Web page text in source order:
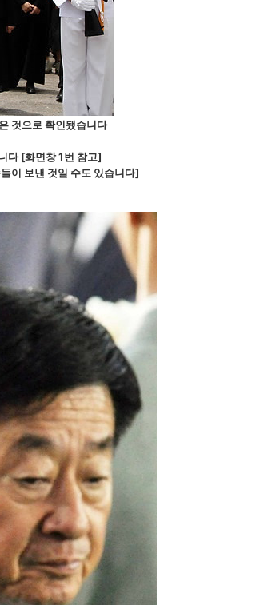
것으로 확인됐습니다
다 [화면창 1번 참고]
이 보낸 것일 수도 있습니다]